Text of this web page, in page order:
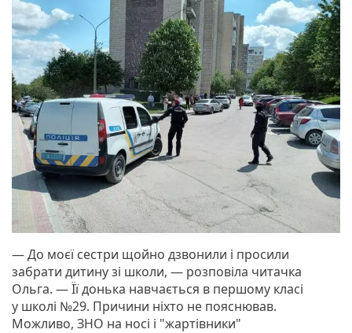
— До моєї сестри щойно дзвонили і просили
забрати дитину зі школи, — розповіла читачка
Ольга. — Її донька навчається в першому класі
у школі №29. Причини ніхто не пояснював.
Можливо, ЗНО на носі і "жартівники"